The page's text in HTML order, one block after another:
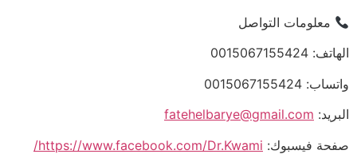
معلومات التواصل
الهاتف: 0015067155424
واتساب: 0015067155424
البريد: fatehelbarye@gmail.com
صفحة فيسبوك: https://www.facebook.com/Dr.Kwami/